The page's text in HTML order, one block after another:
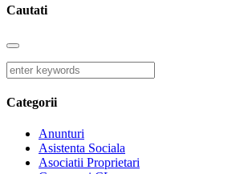
Cautati
Categorii
Anunturi
Asistenta Sociala
Asociatii Proprietari